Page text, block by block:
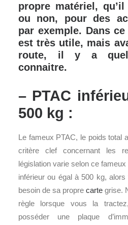
propre matériel,
ou non, pour des
par exemple. Dans
est très utile, mais
route, il y a
connaitre.
– PTAC
500 kg :
Le fameux PTAC, le poids total
critère clef concernant les
législation varie selon ce
inférieur ou égal à 500 kg, alors
besoin de sa propre carte grise.
règle lorsque vous la
posséder une plaque